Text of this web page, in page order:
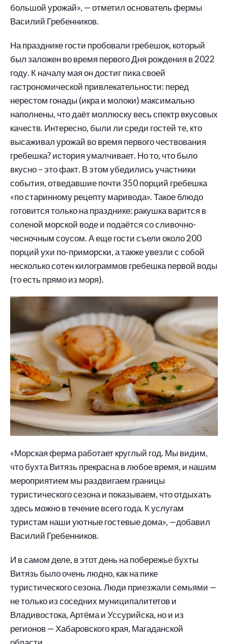
большой урожай», — отметил основатель фермы
Василий Гребенников.
На празднике гости пробовали гребешок, который
был заложен во время первого Дня рождения в 2022
году. К началу мая он достиг пика своей
гастрономической привлекательности: перед
нерестом гонады (икра и молоки) максимально
наполнены, что даёт моллюску весь спектр вкусовых
качеств. Интересно, были ли среди гостей те, кто
высаживал урожай во время первого чествования
гребешка? история умалчивает. Но то, что было
вкусно – это факт. В этом убедились участники
события, отведавшие почти 350 порций гребешка
«по старинному рецепту маривода». Такое блюдо
готовится только на празднике: ракушка варится в
соленой морской воде и подаётся со сливочно-
чесночным соусом. А еще гости съели около 200
порций ухи по-приморски, а также увезли с собой
несколько сотен килограммов гребешка первой воды
(то есть прямо из моря).
«Морская ферма работает круглый год. Мы видим,
что бухта Витязь прекрасна в любое время, и нашим
мероприятием мы раздвигаем границы
туристического сезона и показываем, что отдыхать
здесь можно в течение всего года. К услугам
туристам наши уютные гостевые дома», —добавил
Василий Гребенников.
И в самом деле, в этот день на побережье бухты
Витязь было очень людно, как на пике
туристического сезона. Люди приезжали семьями —
не только из соседних муниципалитетов и
Владивостока, Артёма и Уссурийска, но и из
регионов — Хабаровского края, Магаданской